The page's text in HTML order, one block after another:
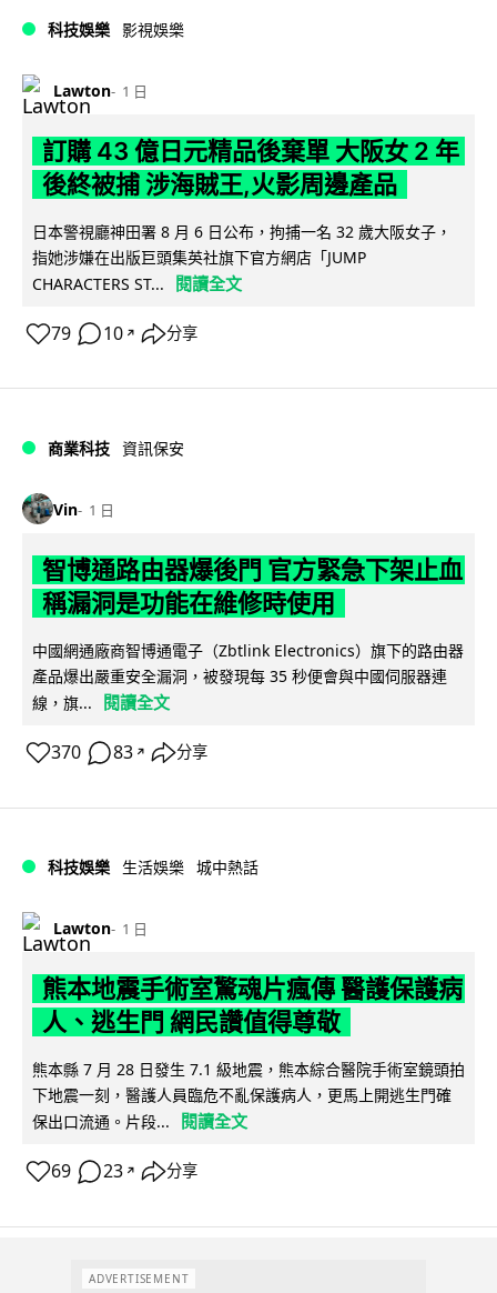
科技娛樂 影視娛樂
Lawton 1 日
訂購 43 億日元精品後棄單 大阪女 2 年
後終被捕 涉海賊王,火影周邊產品
日本警視廳神田署 8 月 6 日公布，拘捕一名 32 歲大阪女子，
指她涉嫌在出版巨頭集英社旗下官方網店「JUMP
CHARACTERS ST...
閱讀全文
79 10 ↗ 分享
商業科技 資訊保安
Vin 1 日
智博通路由器爆後門 官方緊急下架止血
稱漏洞是功能在維修時使用
中國網通廠商智博通電子（Zbtlink Electronics）旗下的路由器
產品爆出嚴重安全漏洞，被發現每 35 秒便會與中國伺服器連
線，旗...
閱讀全文
370 83 ↗ 分享
科技娛樂 生活娛樂 城中熱話
Lawton 1 日
熊本地震手術室驚魂片瘋傳 醫護保護病
人、逃生門 網民讚值得尊敬
熊本縣 7 月 28 日發生 7.1 級地震，熊本綜合醫院手術室鏡頭拍
下地震一刻，醫護人員臨危不亂保護病人，更馬上開逃生門確
保出口流通。片段...
閱讀全文
69 23 ↗ 分享
ADVERTISEMENT